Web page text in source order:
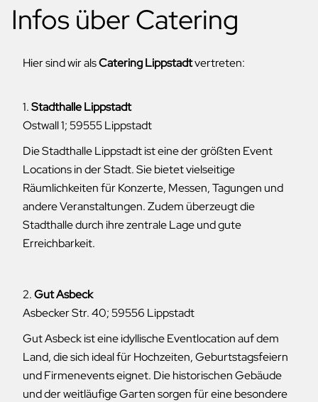
Infos über Catering
Hier sind wir alsCatering Lippstadtvertreten:
1.Stadthalle Lippstadt
Ostwall 1; 59555 Lippstadt
Die Stadthalle Lippstadt ist eine der größten Event
Locations in der Stadt. Sie bietet vielseitige
Räumlichkeiten für Konzerte, Messen, Tagungen und
andere Veranstaltungen. Zudem überzeugt die
Stadthalle durch ihre zentrale Lage und gute
Erreichbarkeit.
2.Gut Asbeck
Asbecker Str. 40; 59556 Lippstadt
Gut Asbeck ist eine idyllische Eventlocation auf dem
Land, die sich ideal für Hochzeiten, Geburtstagsfeiern
und Firmenevents eignet. Die historischen Gebäude
und der weitläufige Garten sorgen für eine besondere